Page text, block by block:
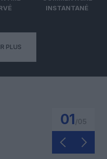
INSTANTANÉ
PLUS
01